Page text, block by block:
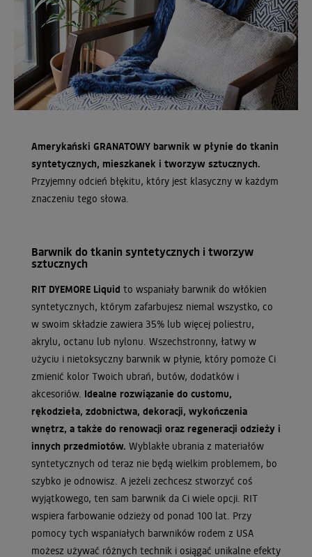
Amerykański GRANATOWY barwnik w płynie do tkanin
syntetycznych, mieszkanek i tworzyw sztucznych.
Przyjemny odcień błękitu, który jest klasyczny w każdym
znaczeniu tego słowa.
Barwnik do tkanin syntetycznych i tworzyw
sztucznych
RIT DYEMORE Liquid to wspaniały barwnik do włókien
syntetycznych, którym zafarbujesz niemal wszystko, co
w swoim składzie zawiera 35% lub więcej poliestru,
akrylu, octanu lub nylonu. Wszechstronny, łatwy w
użyciu i nietoksyczny barwnik w płynie, który pomoże Ci
zmienić kolor Twoich ubrań, butów, dodatków i
akcesoriów. Idealne rozwiązanie do customu,
rękodzieła, zdobnictwa, dekoracji, wykończenia
wnętrz, a także do renowacji oraz regeneracji odzieży i
innych przedmiotów. Wyblakłe ubrania z materiałów
syntetycznych od teraz nie będą wielkim problemem, bo
szybko je odnowisz. A jeżeli zechcesz stworzyć coś
wyjątkowego, ten sam barwnik da Ci wiele opcji. RIT
wspiera farbowanie odzieży od ponad 100 lat. Przy
pomocy tych wspaniałych barwników rodem z USA
możesz używać różnych technik i osiągać unikalne efekty